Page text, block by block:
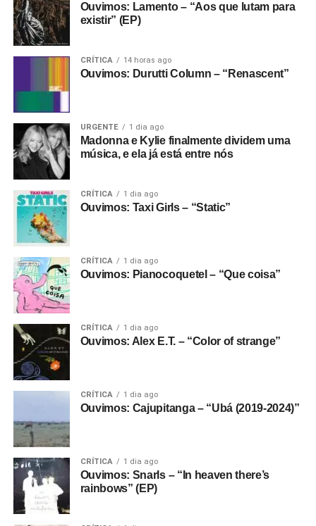
Ouvimos: Lamento – “Aos que lutam para
existir” (EP)
CRÍTICA 14 horas ago
Ouvimos: Durutti Column – “Renascent”
URGENTE 1 dia ago
Madonna e Kylie finalmente dividem uma
música, e ela já está entre nós
CRÍTICA 1 dia ago
Ouvimos: Taxi Girls – “Static”
CRÍTICA 1 dia ago
Ouvimos: Pianocoquetel – “Que coisa”
CRÍTICA 1 dia ago
Ouvimos: Alex E.T. – “Color of strange”
CRÍTICA 1 dia ago
Ouvimos: Cajupitanga – “Ubá (2019-2024)”
CRÍTICA 1 dia ago
Ouvimos: Snarls – “In heaven there’s
rainbows” (EP)